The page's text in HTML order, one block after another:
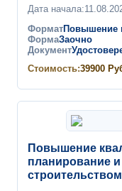
Дата начала:
ФорматПовышение
ФормаЗаочно
Документ
Стоимость:39900
Повышение
планирование
строительством